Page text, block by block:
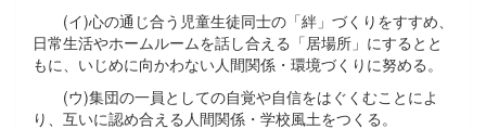
(イ)心の通じ合う児童生徒同士の「絆」づくりをすすめ、
日常生活やホームルームを話し合える「居場所」にするとと
もに、いじめに向かわない人間関係・環境づくりに努める。
(ウ)集団の一員としての自覚や自信をはぐくむことによ
り、互いに認め合える人間関係・学校風土をつくる。